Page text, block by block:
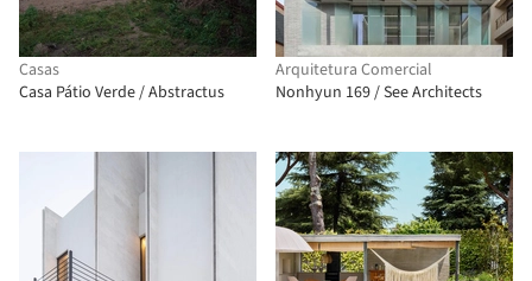
Casas
Casa Pátio Verde / Abstractus
Arquitetura Comercial
Nonhyun 169 / See Architects